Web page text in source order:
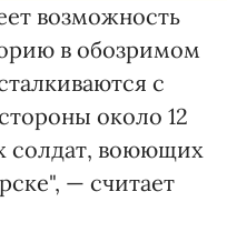
возможность
в обозримом
с
около 12
солдат, воюющих
— считает